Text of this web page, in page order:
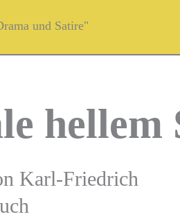
und Satire"
hellem
Karl-Friedrich